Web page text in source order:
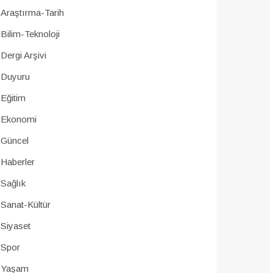
Araştırma-Tarih
Bilim-Teknoloji
Dergi Arşivi
Duyuru
Eğitim
Ekonomi
Güncel
Haberler
Sağlık
Sanat-Kültür
Siyaset
Spor
Yaşam